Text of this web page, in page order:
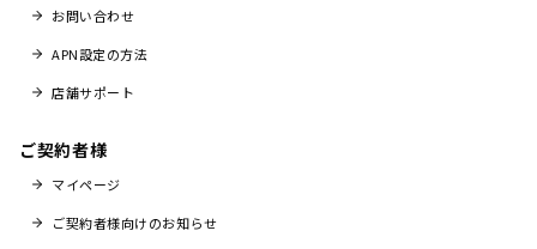
お問い合わせ
APN設定の方法
店舗サポート
ご契約者様
マイページ
ご契約者様向けのお知らせ